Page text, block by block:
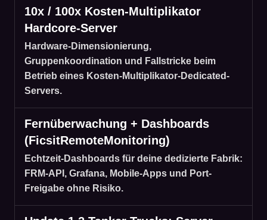
10x / 100x Kosten-Multiplikator
Hardcore-Server
Hardware-Dimensionierung,
Gruppenkoordination und Fallstricke beim
Betrieb eines Kosten-Multiplikator-Dedicated-
Servers.
Fernüberwachung + Dashboards
(FicsitRemoteMonitoring)
Echtzeit-Dashboards für deine dedizierte Fabrik:
FRM-API, Grafana, Mobile-Apps und Port-
Freigabe ohne Risiko.